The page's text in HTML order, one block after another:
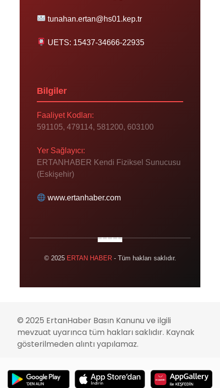
tunahan.ertan@hs01.kep.tr
UETS: 15437-34666-22935
Bilgiler
Faaliyet Kodları:
591105, 479114, 581200, 603100
Yer Sağlayıcı:
ERTANHABER Kendi Fiziksel Sunucusu
(Eskişehir)
www.ertanhaber.com
© 2025 ERTAN HABER- Tüm hakları saklıdır.
© 2025 ErtanHaber Basın Kanunu ve ilgili
mevzuat uyarınca tüm hakları saklıdır. Kaynak
gösterilmeden alıntı yapılamaz.